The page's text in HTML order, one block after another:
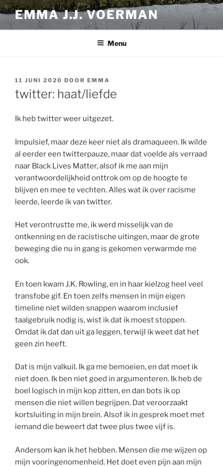
Ga
naar
de
EMMA J.J. VOERMAN
Menu
GEPLAATST
OP
11 JUNI 2020 DOOR EMMA
twitter: haat/liefde
Ik heb twitter weer uitgezet.
Impulsief, maar deze keer niet als dramaqueen. Ik wilde
al eerder een twitterpauze, maar dat voelde als verraad
naar Black Lives Matter, alsof ik me aan mijn
verantwoordelijkheid onttrok om op de hoogte te
blijven en mee te vechten. Alles wat ik over racisme
leerde, leerde ik van twitter.
Het verontrustte me, ik werd misselijk van de
ontkenning en de racistische uitingen, maar de grote
beweging die nu in gang is gekomen verwarmde me
ook.
En toen kwam J.K. Rowling, en in haar kielzog heel veel
transfobe gif. En toen zelfs mensen in mijn eigen
timeline niet wilden snappen waarom inclusief
taalgebruik nodig is, wist ik dat ik moest stoppen.
Omdat ik dat dan uit ga leggen, terwijl ik weet dat het
geen zin heeft.
Dat is mijn valkuil. Ik ga me bemoeien, en dat moet ik
niet doen. Ik ben niet goed in argumenteren. Ik heb de
boel logisch in mijn kop zitten, en dan bots ik op
mensen die niet willen begrijpen. Dat veroorzaakt
kortsluiting in mijn brein. Alsof ik in gesprek moet met
iemand die beweert dat twee plus twee vijf is.
Andersom kan ik het hebben. Mensen die me wijzen op
mijn vooringenomenheid. Het doet even pijn aan mijn